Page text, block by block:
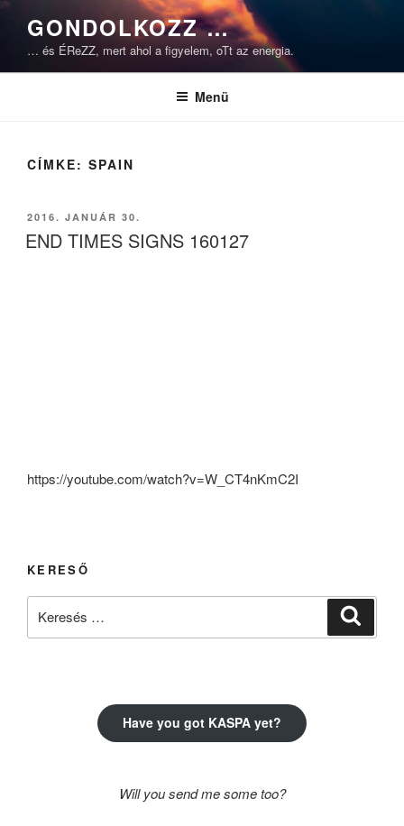
Tartalomhoz
GONDOLKOZZ …
… és ÉReZZ, mert ahol a figyelem, oTt az energia.
Menü
CÍMKE: SPAIN
BEKÜLDVE:
2016. JANUÁR 30.
END TIMES SIGNS 160127
https://youtube.com/watch?v=W_CT4nKmC2I
KERESŐ
Have you got KASPA yet?
Will you send me some too?